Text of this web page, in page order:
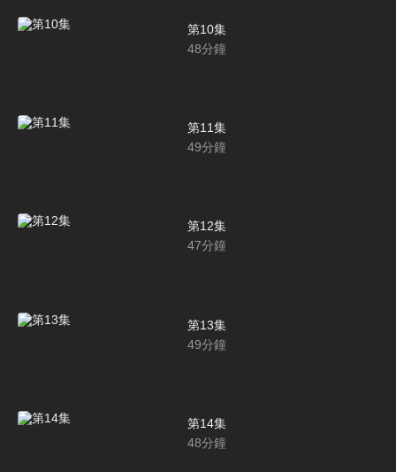
第10集
48分鐘
第11集
49分鐘
第12集
47分鐘
第13集
49分鐘
第14集
48分鐘